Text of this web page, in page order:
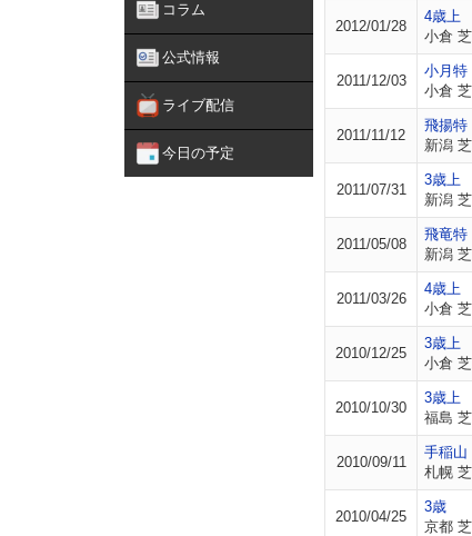
コラム
公式情報
ライブ配信
今日の予定
2012/01/28
4歳上
小倉
2011/12/03
小月特
小倉
2011/11/12
飛揚特
新潟
2011/07/31
3歳上
新潟
2011/05/08
飛竜特
新潟
2011/03/26
4歳上
小倉
2010/12/25
3歳上
小倉
2010/10/30
3歳上
福島
2010/09/11
手稲山
札幌
2010/04/25
3歳
京都